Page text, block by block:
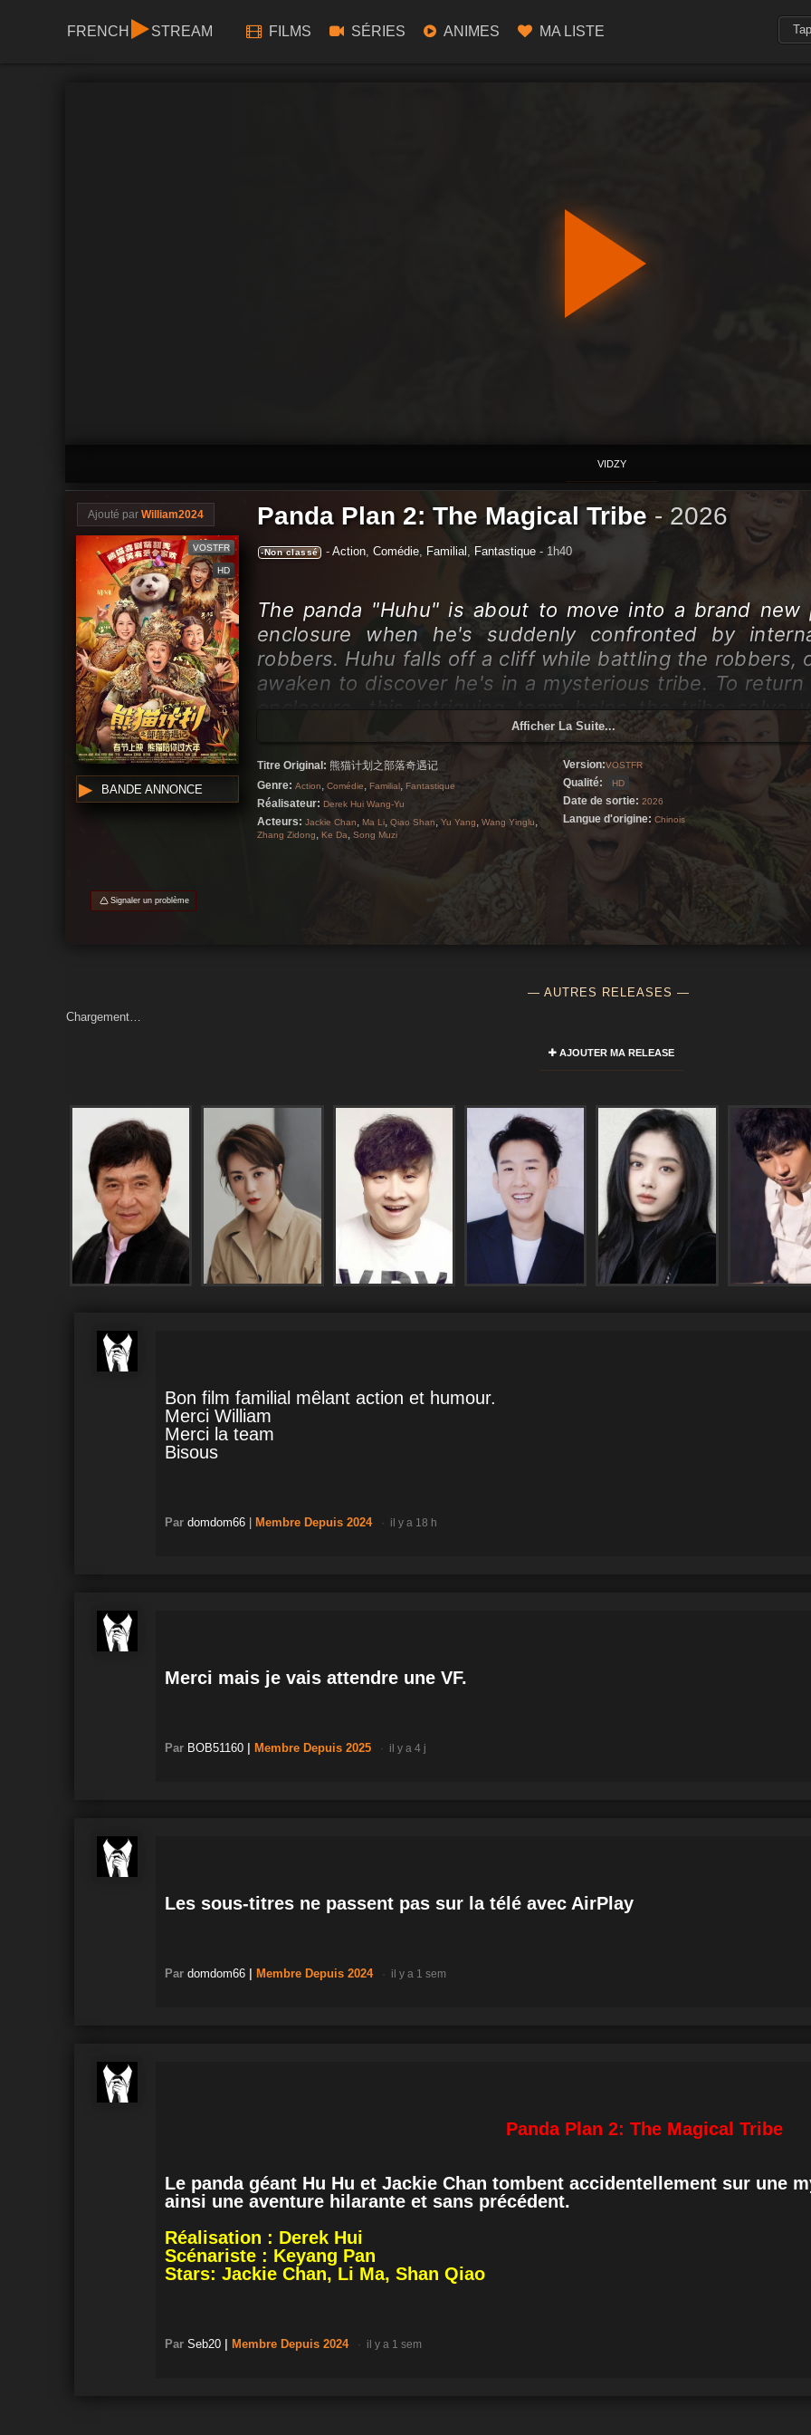
FRENCH STREAM FILMS SÉRIES ANIMES MA LISTE
VIDZY
Panda Plan 2: The Magical Tribe - 2026
-Non classé - Action, Comédie, Familial , Fantastique - 1h40
The panda "Huhu" is about to move into a brand new
enclosure when he's suddenly confronted by
robbers. Huhu falls off a cliff while battling the robbers,
awaken to discover he's in a mysterious tribe. To
enclosure, this intriguing team helps the tribe solve
Afficher La Suite...
Titre Original: 熊猫计划之部落奇遇记
Genre: Action, Comédie, Familial, Fantastique
Réalisateur: Derek Hui Wang-Yu
Acteurs: Jackie Chan, Ma Li, Qiao Shan, Yu Yang, Wang Yinglu,
Zhang Zidong, Ke Da, Song Muzi
Version:VOSTFR
Qualité: HD
Date de sortie: 2026
Langue d'origine: Chinois
Ajouté par William2024
VOSTFR
HD
BANDE ANNONCE
Signaler un problème
— AUTRES RELEASES —
Chargement…
AJOUTER MA RELEASE
Bon film familial mêlant action et humour.
Merci William
Merci la team
Bisous
Par domdom66 Membre Depuis 2024 il y a 18 h
Merci mais je vais attendre une VF.
Par BOB51160 Membre Depuis 2025 il y a 4 j
Les sous-titres ne passent pas sur la télé avec AirPlay
Par domdom66 Membre Depuis 2024 il y a 1 sem
Panda Plan 2: The Magical Tribe
Le panda géant Hu Hu et Jackie Chan tombent accidentellement sur une
ainsi une aventure hilarante et sans précédent.
Réalisation : Derek Hui
Scénariste : Keyang Pan
Stars: Jackie Chan, Li Ma, Shan Qiao
Par Seb20 Membre Depuis 2024 il y a 1 sem